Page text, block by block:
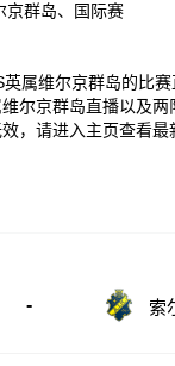
京群岛、国际赛
属维尔京群岛的比
尔京群岛直播以及
，请进入主页查看最
- 索